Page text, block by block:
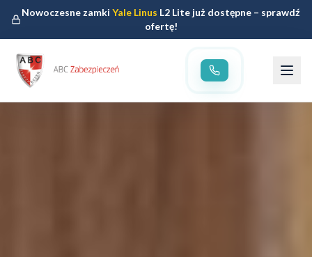
Nowoczesne zamkiYale Linus L2 Lite już dostępne – sprawdź
ofertę!